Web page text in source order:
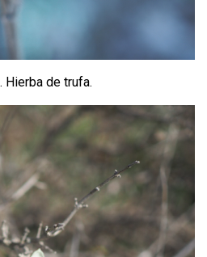
. Hierba de trufa.